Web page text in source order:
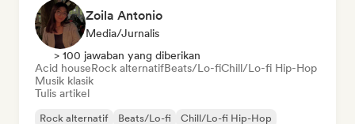
Zoila Antonio
Media/Jurnalis
> 100 jawaban yang diberikan
Acid houseRock alternatifBeats/Lo-fiChill/Lo-fi Hip-Hop
Musik klasik
Tulis artikel
Rock alternatif Beats/Lo-fi
Chill/Lo-fi Hip-Hop